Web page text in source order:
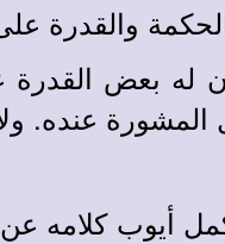
والقدرة على
له بعض
المشورة عنده.
أيوب كلامه